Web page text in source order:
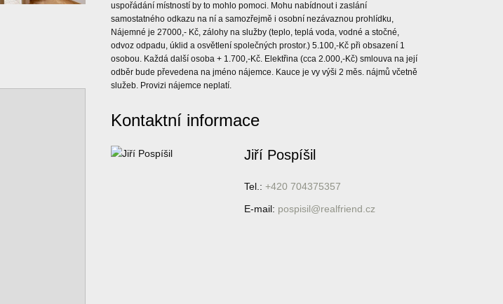
uspořádání místností by to mohlo pomoci. Mohu nabídnout i zaslání
samostatného odkazu na ní a samozřejmě i osobní nezávaznou prohlídku,
Nájemné je 27000,- Kč, zálohy na služby (teplo, teplá voda, vodné a stočné,
odvoz odpadu, úklid a osvětlení společných prostor.) 5.100,-Kč při obsazení 1
osobou. Každá další osoba + 1.700,-Kč. Elektřina (cca 2.000,-Kč) smlouva na její
odběr bude převedena na jméno nájemce. Kauce je vy výši 2 měs. nájmů včetně
služeb. Provizi nájemce neplatí.
Kontaktní informace
Jiří Pospíšil
Tel.: +420 704375357
E-mail: pospisil@realfriend.cz